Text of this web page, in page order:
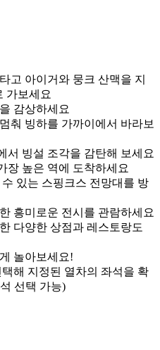
고 아이거와 뭉크 산맥을 지
가보세요
감상하세요
춰 빙하를 가까이에서 바라보
서 빙설 조각을 감탄해 보세요
장 높은 역에 도착하세요
있는 스핑크스 전망대를 방
흥미로운 전시를 관람하세요
다양한 상점과 레스토랑도
놀아보세요!
해 지정된 열차의 좌석을 확
선택 가능)